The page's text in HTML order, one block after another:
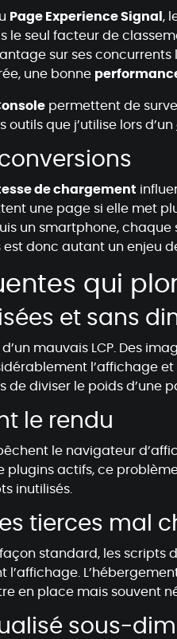
Page Experience Signal ,
le seul facteur de
sur ses
une bonne
permettent de
outils que j’utilise lors d’un
de chargement
une page si elle met
un smartphone,
donc autant un enjeu
qui
et sans
mauvais LCP. Des
l’affichage
de diviser le poids d’une
le rendu
le navigateur
plugins actifs, ce
inutilisés.
tierces mal
standard, les scripts
l’affichage.
en place mais souvent
sous-